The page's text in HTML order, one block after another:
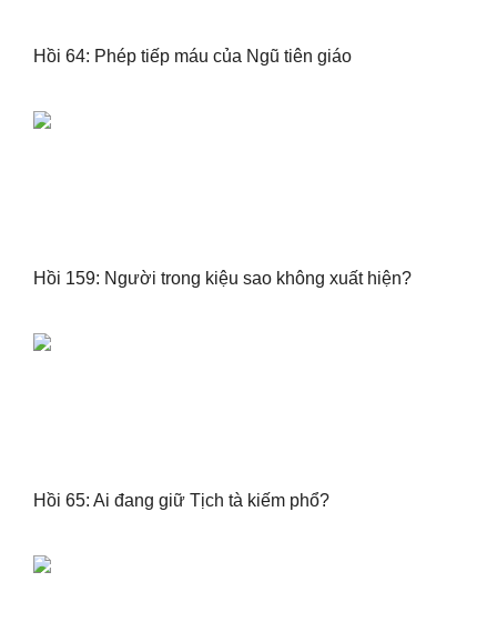
Hồi 64: Phép tiếp máu của Ngũ tiên giáo
Hồi 159: Người trong kiệu sao không xuất hiện?
Hồi 65: Ai đang giữ Tịch tà kiếm phổ?